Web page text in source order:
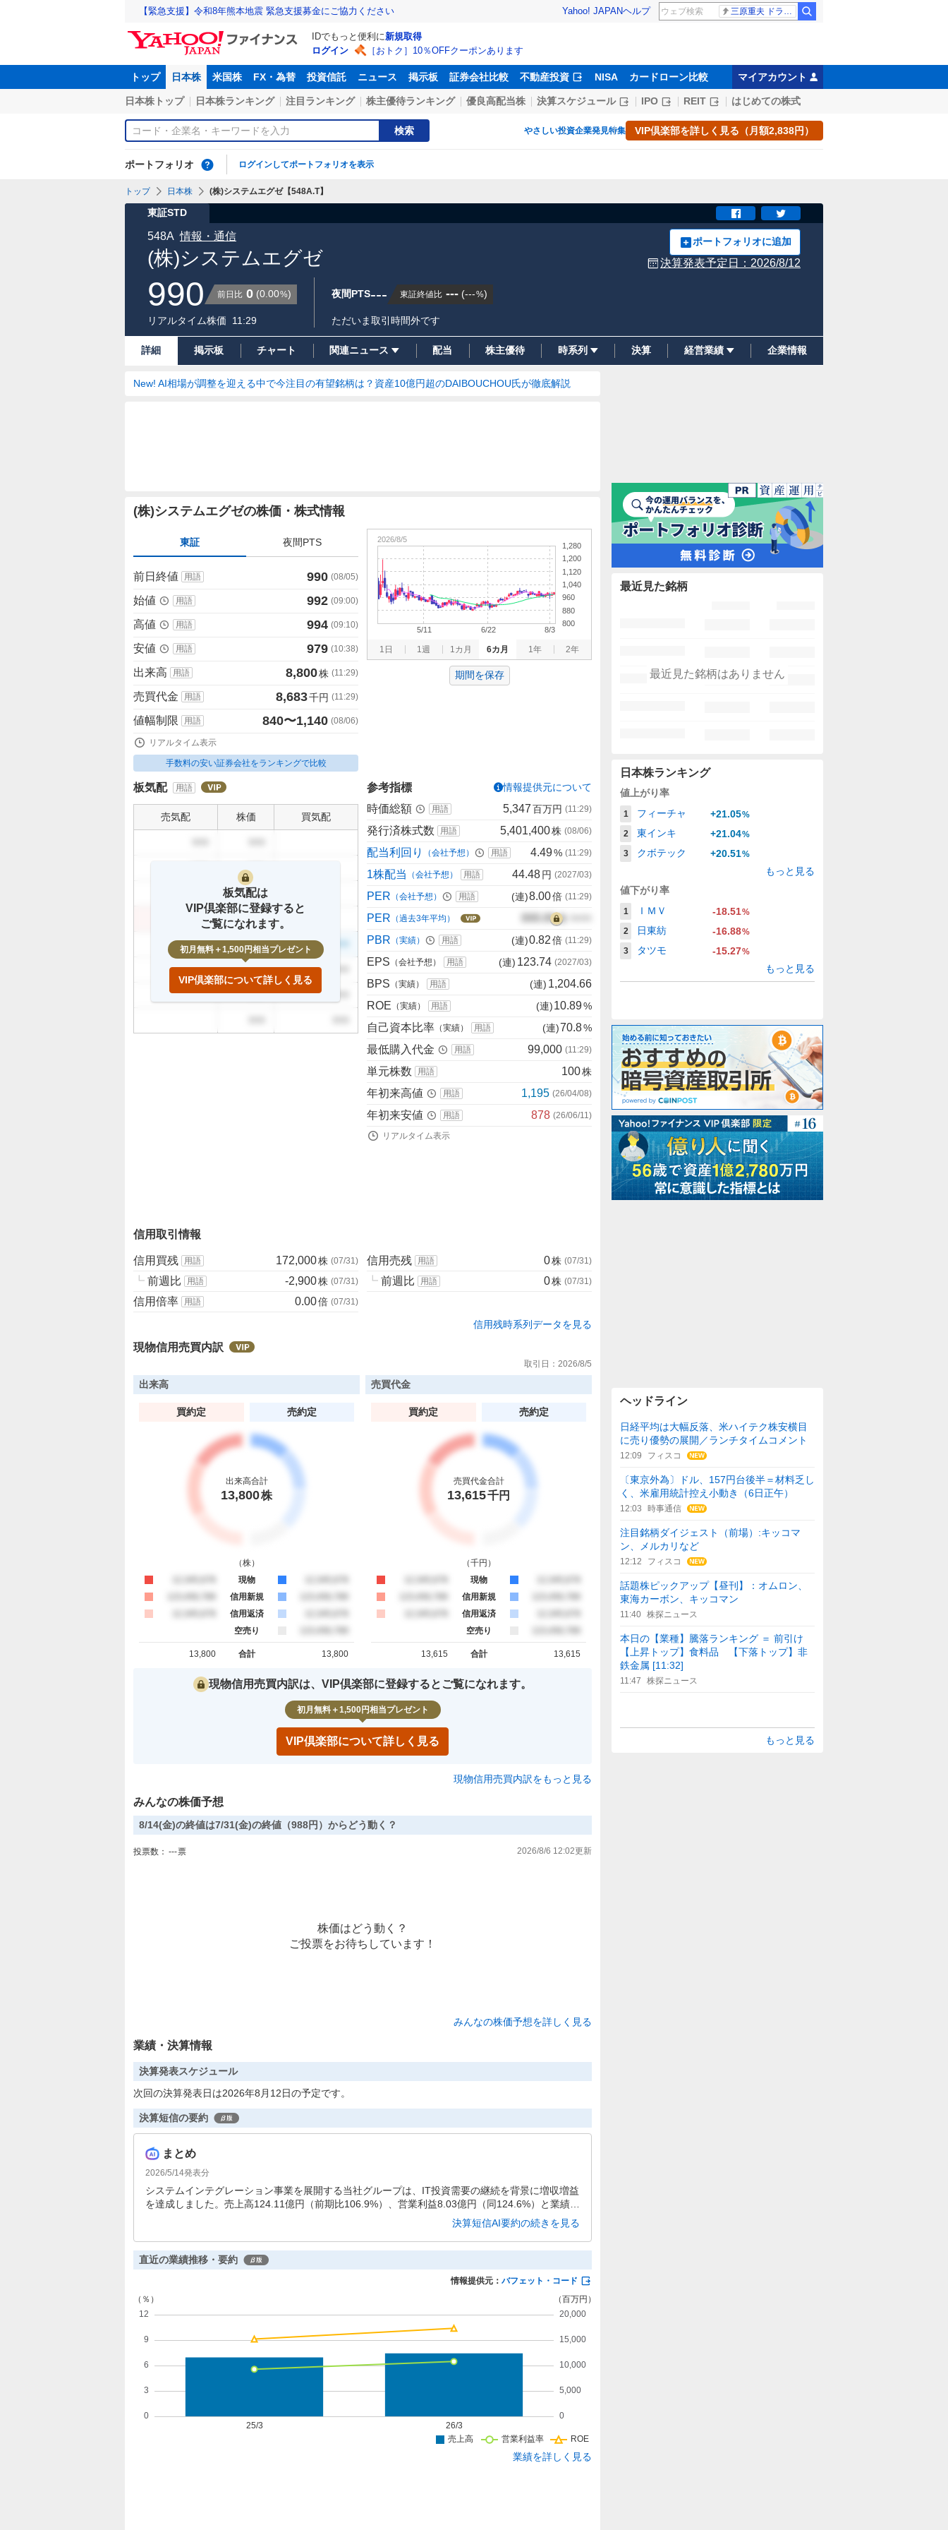
【緊急支援】令和8年熊本地震 緊急支援募金にご協力ください Yahoo! JAPANヘルプ 三原重夫 ドラマー
IDでもっと便利に新規取得
ログイン
［おトク］10％OFFクーポンあります
トップ 日本株 米国株 FX・為替 投資信託 ニュース 掲示板 証券会社比較 不動産投資 NISA カードローン比較 マイアカウント
日本株トップ 日本株ランキング 注目ランキング 株主優待ランキング 優良高配当株 決算スケジュール IPO REIT はじめての株式
検索 やさしい投資企業発見特集 VIP倶楽部を詳しく見る（月額2,838円）
ポートフォリオ ログインしてポートフォリオを表示
トップ 日本株 (株)システムエグゼ【548A.T】
東証STD
(株)システムエグゼ
548A 情報・通信 ポートフォリオに追加
決算発表予定日： 2026/8/12
990 前日比 0 (0.00%)
リアルタイム株価 11:29
夜間PTS--- 東証終値比 --- (---%)
ただいま取引時間外です
詳細 掲示板 チャート 関連ニュース 配当 株主優待 時系列 決算 経営業績 企業情報
New! AI相場が調整を迎える中で今注目の有望銘柄は？資産10億円超のDAIBOUCHOU氏が徹底解説
(株)システムエグゼの株価・株式情報
価
値
東証 夜間PTS
前日終値 用語 990 (08/05)
始値 用語 992 (09:00)
高値 用語 994 (09:10)
安値 用語 979 (10:38)
出来高 用語 8,800株 (11:29)
売買代金 用語 8,683千円 (11:29)
値幅制限 用語 840〜1,140 (08/06)
リアルタイム表示
手数料の安い証券会社をランキングで比較
1日 1週 1カ月 6カ月 1年 2年
800
880
960
1,040
1,120
1,200
1,280
5/11 6/22 8/3
2026/8/5
期間を保存
板気配 用語
売気配 株価 買気配
999
999 999
999
999
999
板気配は
VIP倶楽部に登録すると
ご覧になれます。
初月無料＋1,500円相当プレゼント
VIP倶楽部について詳しく見る
参考指標 情報提供元について
時価総額 用語 5,347百万円 (11:29)
発行済株式数 用語 5,401,400株 (08/06)
配当利回り （会社予想） 用語 4.49% (11:29)
1株配当 （会社予想） 用語 44.48円 (2027/03)
PER （会社予想） 用語 (連)8.00倍 (11:29)
PER （過去3年平均） 000.00倍
PBR （実績） 用語 (連)0.82倍 (11:29)
EPS （会社予想） 用語 (連) 123.74 (2027/03)
BPS （実績） 用語 (連) 1,204.66
ROE （実績） 用語 (連)10.89%
自己資本比率 （実績） 用語 (連)70.8%
最低購入代金 用語 99,000 (11:29)
単元株数 用語 100株
年初来高値 用語 1,195 (26/04/08)
年初来安値 用語 878 (26/06/11 )
リアルタイム表示
信用取引情報
信用買残 用語 172,000株 (07/31 )
┗ 前週比 用語 -2,900株 (07/31 )
信用倍率 用語 0.00倍 (07/31 )
信用売残 用語 0株 (07/31 )
┗ 前週比 用語 0株 (07/31 )
信用残時系列データを見る
現物信用売買内訳
取引日： 2026/8/5
出来高
買約定 売約定
出来高合計
13,800株
（株）
現物
信用新規
信用返済
空売り
合計
13,800 13,800
売買代金
買約定 売約定
売買代金合計
13,615千円
（千円 ）
現物
信用新規
信用返済
空売り
合計
13,615 13,615
現物信用売買内訳は、VIP倶楽部に登録するとご覧になれます。
初月無料＋1,500円相当プレゼント
VIP倶楽部について詳しく見る
現物信用売買内訳をもっと見る
みんなの株価予想
8/14(金)の終値は7/31(金)の終値（988円）からどう動く？
投票数： ---票 2026/8/6 12:02更新
株価はどう動く？
ご投票をお待ちしています！
みんなの株価予想を詳しく見る
業績・決算情報
決算発表スケジュール
次回の決算発表日は2026年8月12日の予定です。
決算短信の要約
まとめ
2026/5/14発表分
システムインテグレーション事業を展開する当社グループは、IT投資需要の継続を背景に増収増益
を達成しました。売上高124.11億円（前期比106.9%）、営業利益8.03億円（同124.6%）と業績が
決算短信AI要約の続きを見る
直近の業績推移・要約
情報提供元： バフェット・コード
業績を詳しく見る
最近見た銘柄
最近見た銘柄はありません
日本株ランキング
値上がり率
1 フィーチャ +21.05%
2
東インキ +21.04%
3
クボテック +20.51%
もっと見る
値下がり率
1 ＩＭＶ -18.51%
2
日東紡 -16.88%
3
タツモ -15.27%
もっと見る
ヘッドライン
日経平均は大幅反落、米ハイテク株安横目
に売り優勢の展開／ランチタイムコメント
12:09 フィスコ
〔東京外為〕ドル、157円台後半＝材料乏し
く、米雇用統計控え小動き（6日正午）
12:03 時事通信
注目銘柄ダイジェスト（前場）:キッコマ
ン、メルカリなど
12:12 フィスコ
話題株ピックアップ【昼刊】：オムロン、
東海カーボン、キッコマン
11:40 株探ニュース
本日の【業種】騰落ランキング ＝ 前引け
【上昇トップ】食料品 【下落トップ】非
鉄金属 [11:32]
11:47 株探ニュース
もっと見る